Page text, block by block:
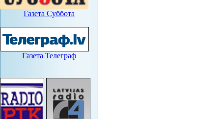
Газета Суббота
Газета Телеграф